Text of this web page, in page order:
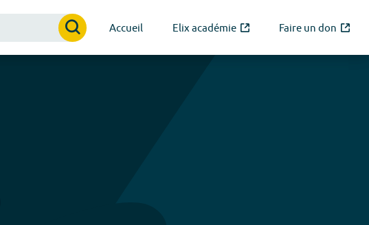
Accueil Elix académie Faire un don